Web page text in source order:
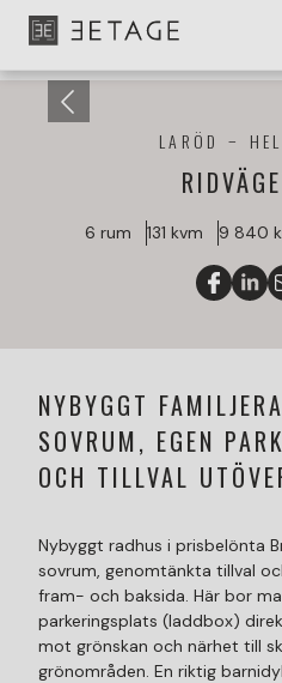
LARÖD
6 rum 131 kvm 9 840
NYBYGGT
SOVRUM, EGEN
OCH TILLVAL
Nybyggt radhus i prisbelönta
sovrum, genomtänkta tillval
fram- och baksida. Här bor
parkeringsplats (laddbox)
mot grönskan och närhet till
grönområden. En riktig